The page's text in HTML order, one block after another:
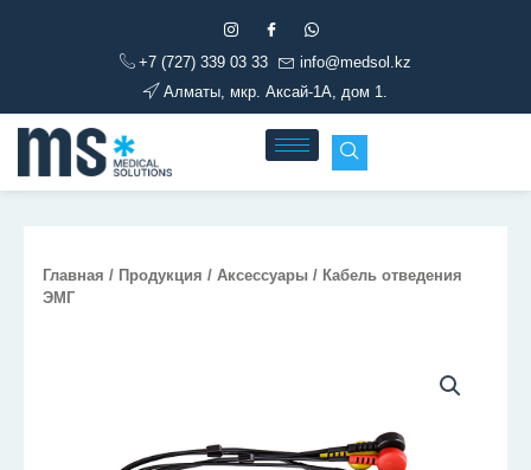
+7 (727) 339 03 33
info@medsol.kz
Алматы, мкр. Аксай-1А, дом 1.
Главная / Продукция / Аксессуары / Кабель отведения
ЭМГ